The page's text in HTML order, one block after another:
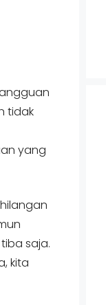
tidak
yang
saja.
kita